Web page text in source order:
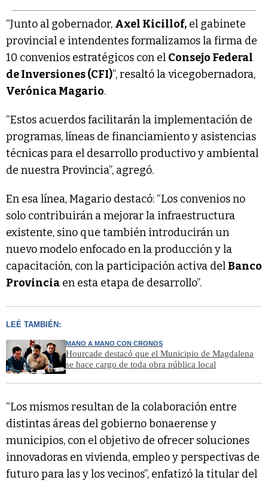
“Junto al gobernador, Axel Kicillof, el gabinete
provincial e intendentes formalizamos la firma de
10 convenios estratégicos con el Consejo Federal
de Inversiones (CFI)”, resaltó la vicegobernadora,
Verónica Magario.
“Estos acuerdos facilitarán la implementación de
programas, líneas de financiamiento y asistencias
técnicas para el desarrollo productivo y ambiental
de nuestra Provincia”, agregó.
En esa línea, Magario destacó: “Los convenios no
solo contribuirán a mejorar la infraestructura
existente, sino que también introducirán un
nuevo modelo enfocado en la producción y la
capacitación, con la participación activa delBanco
Provincia en esta etapa de desarrollo”.
LEÉ TAMBIÉN:
MANO A MANO CON CRONOS
Hourcade destacó que el Municipio de Magdalena
se hace cargo de toda obra pública local
“Los mismos resultan de la colaboración entre
distintas áreas del gobierno bonaerense y
municipios, con el objetivo de ofrecer soluciones
innovadoras en vivienda, empleo y perspectivas de
futuro para las y los vecinos”, enfatizó la titular del